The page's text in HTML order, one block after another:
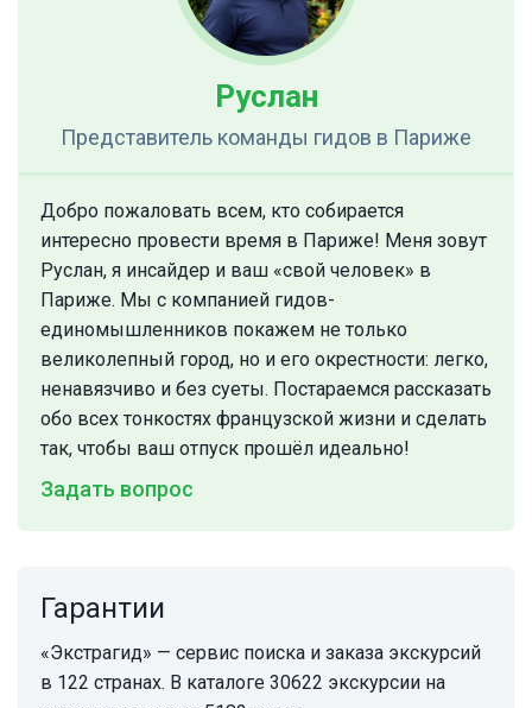
Руслан
Представитель команды гидов в Париже
Добро пожаловать всем, кто собирается
интересно провести время в Париже! Меня зовут
Руслан, я инсайдер и ваш «свой человек» в
Париже. Мы с компанией гидов-
единомышленников покажем не только
великолепный город, но и его окрестности: легко,
ненавязчиво и без суеты. Постараемся рассказать
обо всех тонкостях французской жизни и сделать
так, чтобы ваш отпуск прошёл идеально!
Задать вопрос
Гарантии
«Экстрагид» — сервис поиска и заказа экскурсий
в 122 странах. В каталоге 30622 экскурсии на